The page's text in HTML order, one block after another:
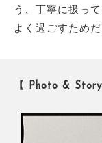
う、丁寧に扱っ
よく過ごすためだ
【 Photo & Story